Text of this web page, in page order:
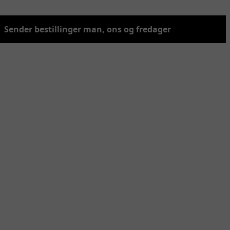
Sender bestillinger man, ons og fredager